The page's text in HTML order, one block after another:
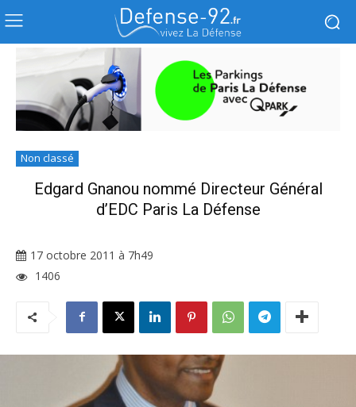
Non classé
Edgard Gnanou nommé Directeur Général
d’EDC Paris La Défense
17 octobre 2011 à 7h49
1406